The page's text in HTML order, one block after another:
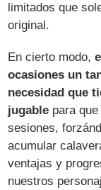
limitados que
original.
En cierto modo,
ocasiones un
necesidad que
jugable para
sesiones,
acumular
ventajas y
nuestros